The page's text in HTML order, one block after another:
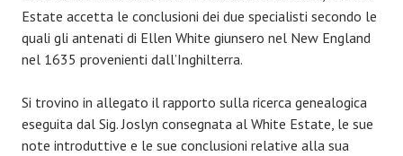
Estate accetta le conclusioni dei due specialisti secondo le
quali gli antenati di Ellen White giunsero nel New England
nel 1635 provenienti dall’Inghilterra.
Si trovino in allegato il rapporto sulla ricerca genealogica
eseguita dal Sig. Joslyn consegnata al White Estate, le sue
note introduttive e le sue conclusioni relative alla sua